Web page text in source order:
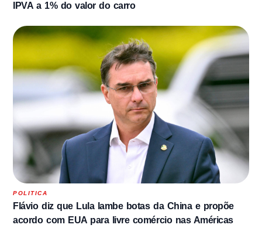
IPVA a 1% do valor do carro
POLITICA
Flávio diz que Lula lambe botas da China e propõe
acordo com EUA para livre comércio nas Américas